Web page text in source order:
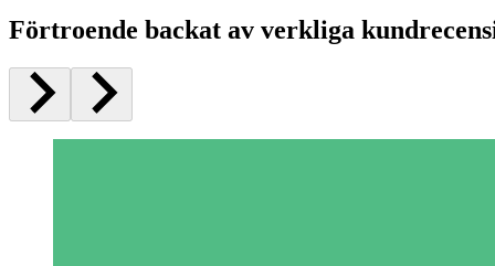
Förtroende backat av verkliga